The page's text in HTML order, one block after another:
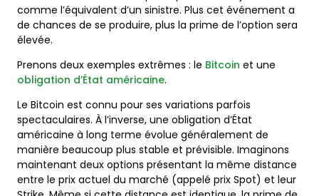
comme l’équivalent d’un sinistre. Plus cet événement a
de chances de se produire, plus la prime de l’option sera
élevée.
Prenons deux exemples extrêmes : le Bitcoin et une
obligation d’État américaine.
Le Bitcoin est connu pour ses variations parfois
spectaculaires. À l’inverse, une obligation d’État
américaine à long terme évolue généralement de
manière beaucoup plus stable et prévisible. Imaginons
maintenant deux options présentant la même distance
entre le prix actuel du marché (appelé prix Spot) et leur